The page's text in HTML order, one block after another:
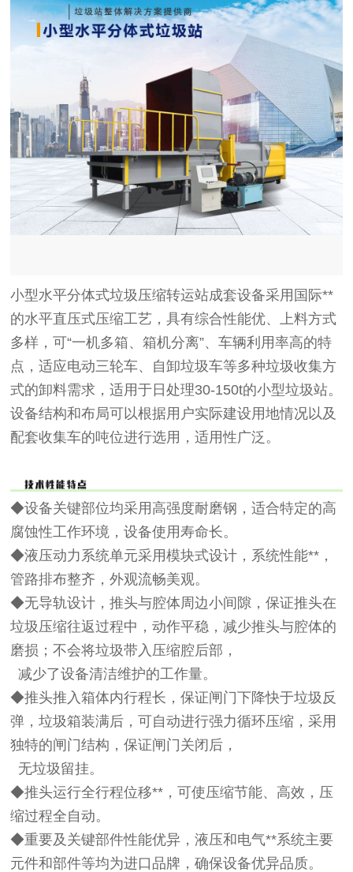
小型水平分体式垃圾压缩转运站成套设备采用国际**
的水平直压式压缩工艺，具有综合性能优、上料方式
多样，可“一机多箱、箱机分离”、车辆利用率高的特
点，适应电动三轮车、自卸垃圾车等多种垃圾收集方
式的卸料需求，适用于日处理30-150t的小型垃圾站。
设备结构和布局可以根据用户实际建设用地情况以及
配套收集车的吨位进行选用，适用性广泛。
◆设备关键部位均采用高强度耐磨钢，适合特定的高
腐蚀性工作环境，设备使用寿命长。
◆液压动力系统单元采用模块式设计，系统性能**，
管路排布整齐，外观流畅美观。
◆无导轨设计，推头与腔体周边小间隙，保证推头在
垃圾压缩往返过程中，动作平稳，减少推头与腔体的
磨损；不会将垃圾带入压缩腔后部，
减少了设备清洁维护的工作量。
◆推头推入箱体内行程长，保证闸门下降快于垃圾反
弹，垃圾箱装满后，可自动进行强力循环压缩，采用
独特的闸门结构，保证闸门关闭后，
无垃圾留挂。
◆推头运行全行程位移**，可使压缩节能、高效，压
缩过程全自动。
◆重要及关键部件性能优异，液压和电气**系统主要
元件和部件等均为进口品牌，确保设备优异品质。